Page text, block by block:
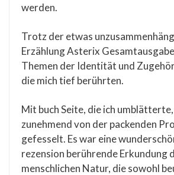
werden.
Trotz der etwas
Erzählung Asterix
Themen der Identität und
die mich tief berührten.
Mit buch Seite, die ich
zunehmend von der packenden
gefesselt. Es war eine
rezension berührende Erkundung
menschlichen Natur, die sowohl